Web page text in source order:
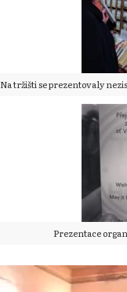
Na tržišti se prezentovaly
Prezentace